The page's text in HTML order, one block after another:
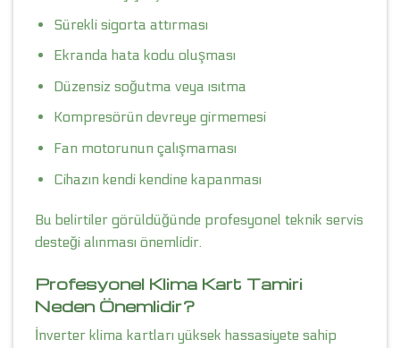
Sürekli sigorta attırması
Ekranda hata kodu oluşması
Düzensiz soğutma veya ısıtma
Kompresörün devreye girmemesi
Fan motorunun çalışmaması
Cihazın kendi kendine kapanması
Bu belirtiler görüldüğünde profesyonel teknik servis
desteği alınması önemlidir.
Profesyonel Klima Kart Tamiri
Neden Önemlidir?
İnverter klima kartları yüksek hassasiyete sahip